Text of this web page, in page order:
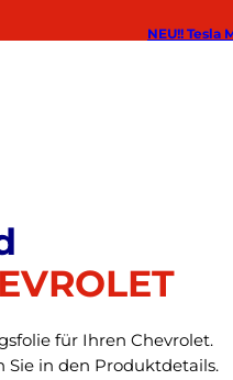
NEU!!
für Ihren Chevrolet.
Sie in den Produktdetails.